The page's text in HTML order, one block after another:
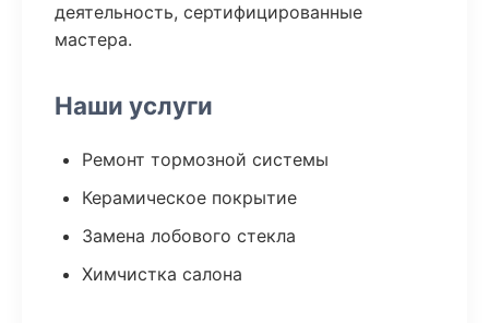
деятельность, сертифицированные
мастера.
Наши услуги
Ремонт тормозной системы
Керамическое покрытие
Замена лобового стекла
Химчистка салона